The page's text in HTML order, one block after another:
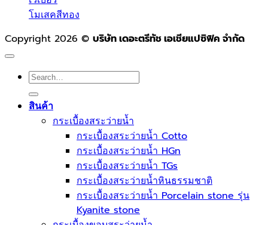
โมเสคสีทอง
Copyright 2026 © บริษัท เดอะตรีทัช เอเชียแปซิฟิค จำกัด
Search
for:
สินค้า
กระเบื้องสระว่ายนํ้า
กระเบื้องสระว่ายน้ำ Cotto
กระเบื้องสระว่ายน้ำ HGn
กระเบื้องสระว่ายน้ำ TGs
กระเบื้องสระว่ายน้ำหินธรรมชาติ
กระเบื้องสระว่ายนํ้า Porcelain stone รุ่น
Kyanite stone